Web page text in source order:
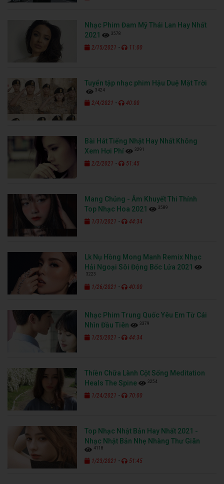
Nhạc Phim Đam Mỹ Thái Lan Hay Nhất
2021
3578
2/15/2021 - 11:00
Tuyển tập nhạc phim Hậu Duệ Mặt Trời
3424
2/4/2021 - 40:00
Bài Hát Tiếng Nhật Hay Nhất Không
Xem Hơi Phí
3291
2/2/2021 - 51:45
Mang Chủng - Âm Khuyết Thi Thính
Top Nhạc Hoa 2021
3589
1/31/2021 - 44:34
Lk Nụ Hồng Mong Manh Remix Nhạc
Hải Ngoại Sôi Động Bốc Lửa 2021
3223
1/26/2021 - 40:00
Nhạc Phim Trung Quốc Yêu Em Từ Cái
Nhìn Đầu Tiên
3379
1/25/2021 - 44:34
Thiền Chữa Lành Cột Sống Meditation
Heals The Spine
3254
1/24/2021 - 70:00
Top Nhạc Nhật Bản Hay Nhất 2021 -
Nhạc Nhật Bản Nhẹ Nhàng Thư Giãn
4118
1/23/2021 - 51:45